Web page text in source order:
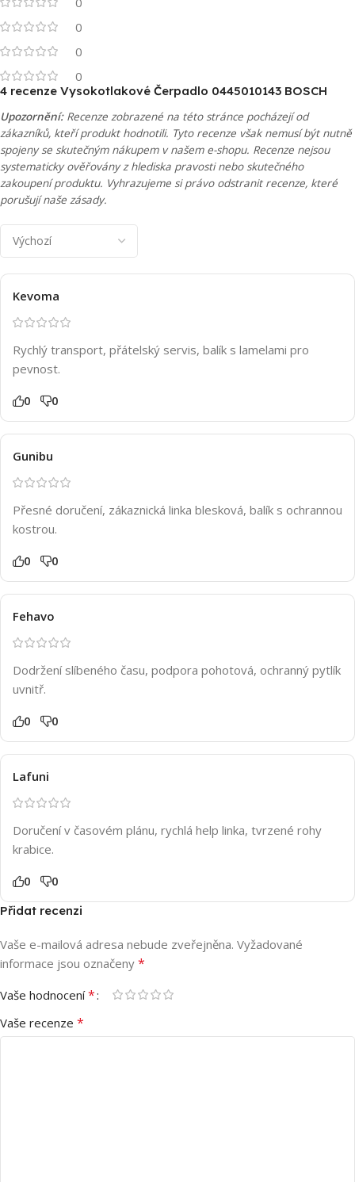
0
0
0
4 recenze Vysokotlakové Čerpadlo 0445010143 BOSCH
Upozornění:Recenze zobrazené na této stránce pocházejí od
zákazníků, kteří produkt hodnotili. Tyto recenze však nemusí být nutně
spojeny se skutečným nákupem v našem e-shopu. Recenze nejsou
systematicky ověřovány z hlediska pravosti nebo skutečného
zakoupení produktu. Vyhrazujeme si právo odstranit recenze, které
porušují naše zásady.
Kevoma
Rychlý transport, přátelský servis, balík s lamelami pro
pevnost.
0 0
Gunibu
Přesné doručení, zákaznická linka blesková, balík s ochrannou
kostrou.
0 0
Fehavo
Dodržení slíbeného času, podpora pohotová, ochranný pytlík
uvnitř.
0 0
Lafuni
Doručení v časovém plánu, rychlá help linka, tvrzené rohy
krabice.
0 0
Přidat recenzi
Vaše e-mailová adresa nebude zveřejněna. Vyžadované
informace jsou označeny *
Vaše hodnocení*
Vaše recenze *